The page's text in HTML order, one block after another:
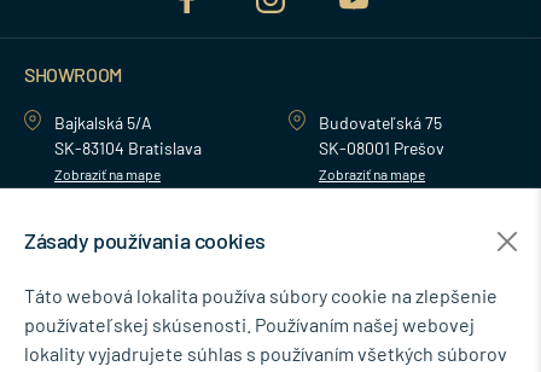
SHOWROOM
Bajkalská 5/A
SK-83104 Bratislava
Zobraziť na mape
Budovateľská 75
SK-08001 Prešov
Zobraziť na mape
NEWSLETTER
Zásady používania cookies
Táto webová lokalita používa súbory cookie na zlepšenie
používateľskej skúsenosti. Používaním našej webovej
lokality vyjadrujete súhlas s používaním všetkých súborov